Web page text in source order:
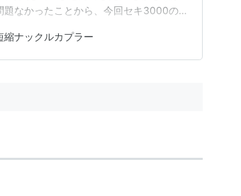
なかったことから、今回セキ3000の
ティックナックルカプラーに換装済で
縮ナックルカプラー